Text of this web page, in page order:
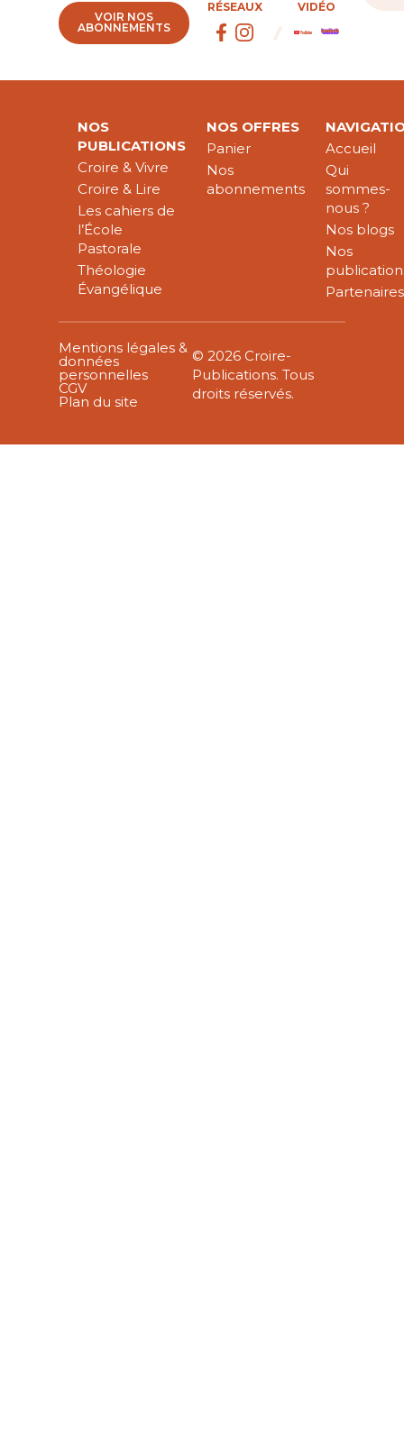
VOIR NOS
ABONNEMENTS
RÉSEAUX VIDÉO
NOS
PUBLICATIONS
Croire & Vivre
Croire & Lire
Les cahiers de
l’École
Pastorale
Théologie
Évangélique
NOS OFFRES
Panier
Nos
abonnements
Accueil
Qui
sommes-
nous ?
Nos blogs
Nos
Partenaires
Mentions légales &
données
personnelles
CGV
Plan du site
© 2026 Croire-
Publications. Tous
droits réservés.